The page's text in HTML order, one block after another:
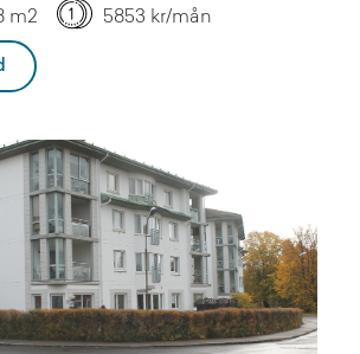
m2 5853 kr/mån